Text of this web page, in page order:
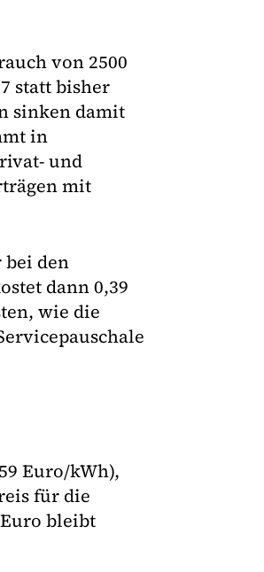
von 2500
statt bisher
sinken damit
in
und
mit
bei den
dann 0,39
wie die
Euro/kWh),
für die
bleibt